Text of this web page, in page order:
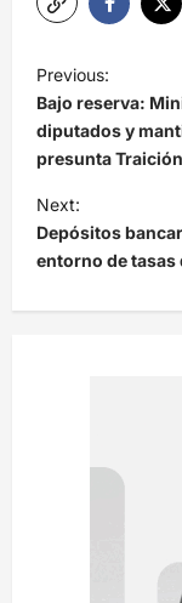
N
a
v
e
g
a
Previous:
Bajo reserva:
diputados y
presunta
Next:
Depósitos
entorno de tasas